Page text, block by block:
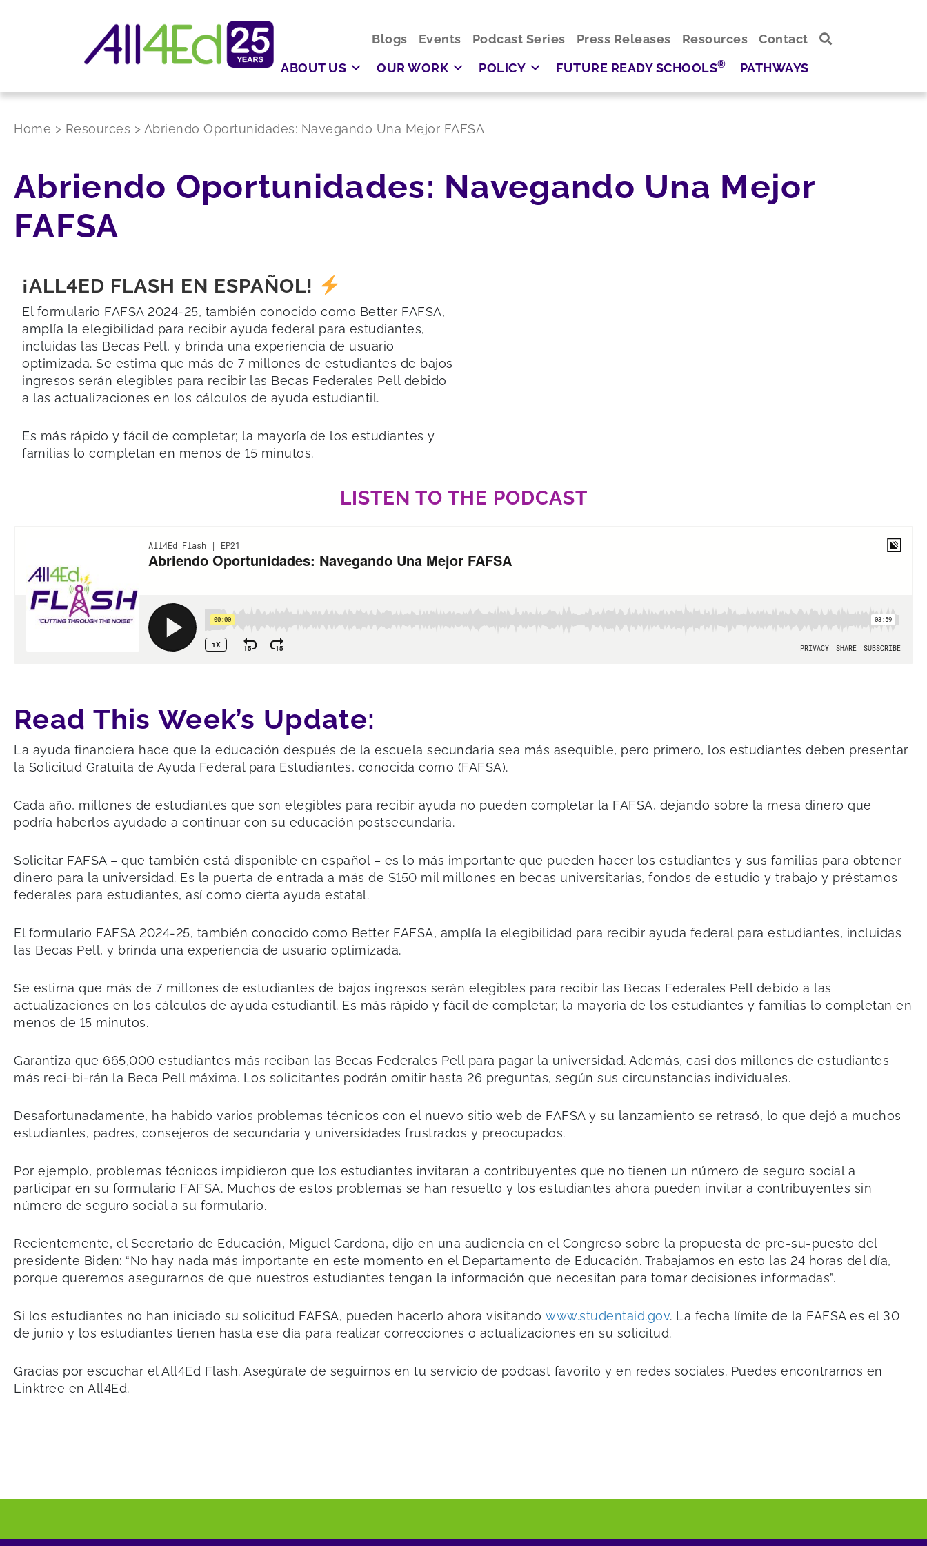
Blogs Events Podcast Series Press Releases Resources
Contact
ABOUT US
OUR WORK POLICY FUTURE READY SCHOOLS® PATHWAYS
Home > Resources > Abriendo Oportunidades: Navegando Una Mejor FAFSA
Abriendo Oportunidades: Navegando Una Mejor
FAFSA
¡ALL4ED FLASH EN ESPAÑOL!
El formulario FAFSA 2024-25, también conocido como Better FAFSA,
amplía la elegibilidad para recibir ayuda federal para estudiantes,
incluidas las Becas Pell, y brinda una experiencia de usuario
optimizada. Se estima que más de 7 millones de estudiantes de bajos
ingresos serán elegibles para recibir las Becas Federales Pell debido
a las actualizaciones en los cálculos de ayuda estudiantil.
Es más rápido y fácil de completar; la mayoría de los estudiantes y
familias lo completan en menos de 15 minutos.
LISTEN TO THE PODCAST
Read This Week’s Update:
La ayuda financiera hace que la educación después de la escuela secundaria sea más asequible, pero primero, los estudiantes deben presentar
la Solicitud Gratuita de Ayuda Federal para Estudiantes, conocida como (FAFSA).
Cada año, millones de estudiantes que son elegibles para recibir ayuda no pueden completar la FAFSA, dejando sobre la mesa dinero que
podría haberlos ayudado a continuar con su educación postsecundaria.
Solicitar FAFSA – que también está disponible en español – es lo más importante que pueden hacer los estudiantes y sus familias para obtener
dinero para la universidad. Es la puerta de entrada a más de $150 mil millones en becas universitarias, fondos de estudio y trabajo y préstamos
federales para estudiantes, así como cierta ayuda estatal.
El formulario FAFSA 2024-25, también conocido como Better FAFSA, amplía la elegibilidad para recibir ayuda federal para estudiantes, incluidas
las Becas Pell, y brinda una experiencia de usuario optimizada.
Se estima que más de 7 millones de estudiantes de bajos ingresos serán elegibles para recibir las Becas Federales Pell debido a las
actualizaciones en los cálculos de ayuda estudiantil. Es más rápido y fácil de completar; la mayoría de los estudiantes y familias lo completan en
menos de 15 minutos.
Garantiza que 665,000 estudiantes más reciban las Becas Federales Pell para pagar la universidad. Además, casi dos millones de estudiantes
más reci-bi-rán la Beca Pell máxima. Los solicitantes podrán omitir hasta 26 preguntas, según sus circunstancias individuales.
Desafortunadamente, ha habido varios problemas técnicos con el nuevo sitio web de FAFSA y su lanzamiento se retrasó, lo que dejó a muchos
estudiantes, padres, consejeros de secundaria y universidades frustrados y preocupados.
Por ejemplo, problemas técnicos impidieron que los estudiantes invitaran a contribuyentes que no tienen un número de seguro social a
participar en su formulario FAFSA. Muchos de estos problemas se han resuelto y los estudiantes ahora pueden invitar a contribuyentes sin
número de seguro social a su formulario.
Recientemente, el Secretario de Educación, Miguel Cardona, dijo en una audiencia en el Congreso sobre la propuesta de pre-su-puesto del
presidente Biden: “No hay nada más importante en este momento en el Departamento de Educación. Trabajamos en esto las 24 horas del día,
porque queremos asegurarnos de que nuestros estudiantes tengan la información que necesitan para tomar decisiones informadas”.
Si los estudiantes no han iniciado su solicitud FAFSA, pueden hacerlo ahora visitando www.studentaid.gov. La fecha límite de la FAFSA es el 30
de junio y los estudiantes tienen hasta ese día para realizar correcciones o actualizaciones en su solicitud.
Gracias por escuchar el All4Ed Flash. Asegúrate de seguirnos en tu servicio de podcast favorito y en redes sociales. Puedes encontrarnos en
Linktree en All4Ed.